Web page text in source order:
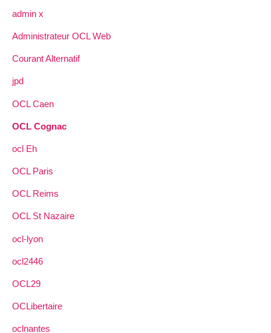
admin x
Administrateur OCL Web
Courant Alternatif
jpd
OCL Caen
OCL Cognac
ocl Eh
OCL Paris
OCL Reims
OCL St Nazaire
ocl-lyon
ocl2446
OCL29
OCLibertaire
oclnantes